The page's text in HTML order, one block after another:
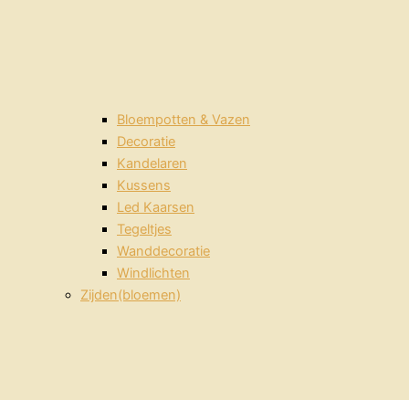
Bloempotten & Vazen
Decoratie
Kandelaren
Kussens
Led Kaarsen
Tegeltjes
Wanddecoratie
Windlichten
Zijden(bloemen)